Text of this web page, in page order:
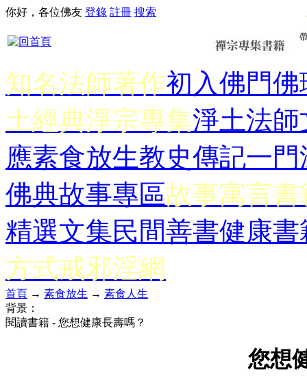
你好，各位佛友 登錄 註冊 搜索
知名法師著作初入佛門佛
土經典淨宗專集淨土法師
應素食放生教史傳記一門
佛典故事專區故事寓言書
精選文集民間善書健康書
方式戒邪淫網
首頁 → 素食放生 → 素食人生
背景：
閱讀書籍 - 您想健康長壽嗎？
您想